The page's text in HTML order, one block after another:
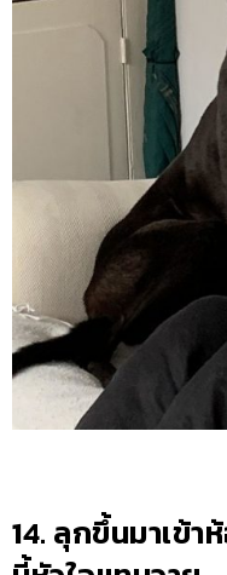
14. ลุกขึ้นมาเข้